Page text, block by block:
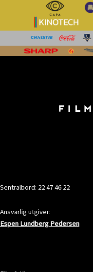
Sentralbord: 22 47 46 22
Ansvarlig utgiver:
Espen Lundberg Pedersen